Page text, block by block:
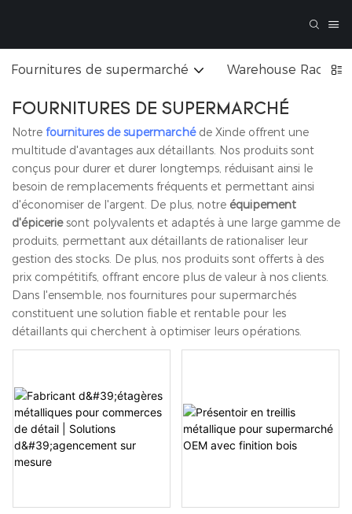
Fournitures de supermarché Warehouse Rack
FOURNITURES DE SUPERMARCHÉ
Notre fournitures de supermarché de Xinde offrent une
multitude d'avantages aux détaillants. Nos produits sont
conçus pour durer et durer longtemps, réduisant ainsi le
besoin de remplacements fréquents et permettant ainsi
d'économiser de l'argent. De plus, notre équipement
d'épiceriesont polyvalents et adaptés à une large gamme de
produits, permettant aux détaillants de rationaliser leur
gestion des stocks. De plus, nos produits sont offerts à des
prix compétitifs, offrant encore plus de valeur à nos clients.
Dans l'ensemble, nos fournitures pour supermarchés
constituent une solution fiable et rentable pour les
détaillants qui cherchent à optimiser leurs opérations.